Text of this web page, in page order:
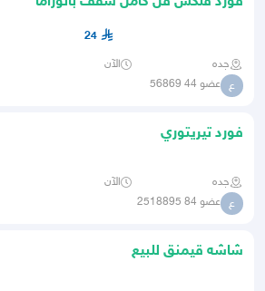
24
جده الآن
ع عضو 44 56869
فورد تيريتوري
جده الآن
ع عضو 84 2518895
شاشه قيمنق للبيع